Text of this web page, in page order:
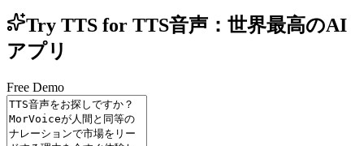
Try TTS for TTS音声：世界最高のAI
アプリ
Free Demo